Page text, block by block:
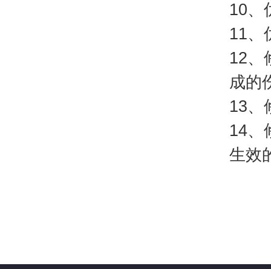
10、
11、
12、
成的
13、
14、
生效